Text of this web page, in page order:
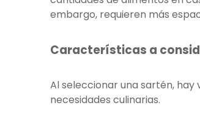
embargo, requieren más
Características a
Al seleccionar una sartén,
necesidades culinarias.